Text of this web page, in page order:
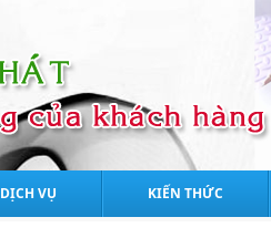
DỊCH VỤ KIẾN THỨC